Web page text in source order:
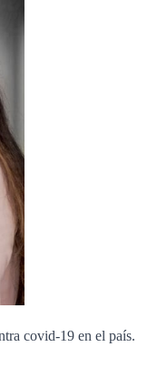
covid-19 en el país.